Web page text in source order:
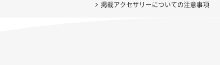
掲載アクセサリーについての注意事項